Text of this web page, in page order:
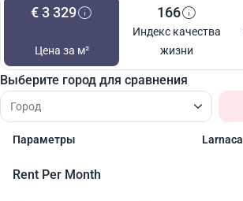
€ 3 329
Цена за м²
166
Индекс качества
жизни
Выберите город для сравнения
Параметры Larnaca
Rent Per Month